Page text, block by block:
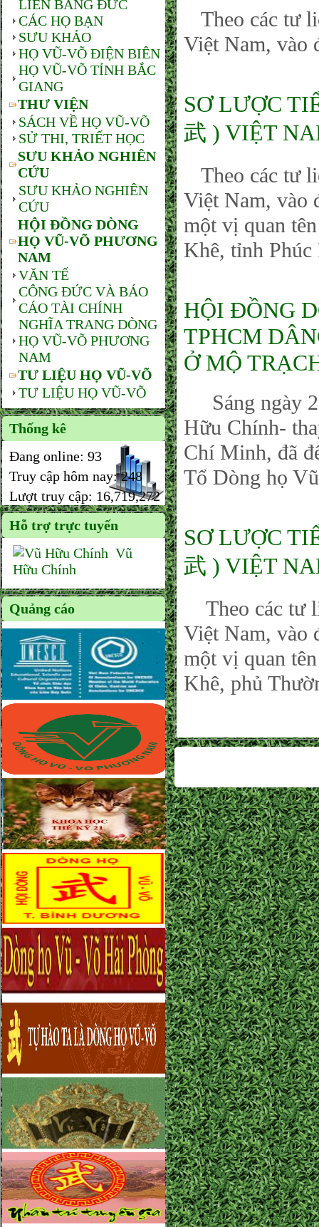
LIÊN BANG ĐỨC
CÁC HỌ BẠN
SƯU KHẢO
HỌ VŨ-VÕ ĐIỆN BIÊN
HỌ VŨ-VÕ TỈNH BẮC
GIANG
THƯ VIỆN
SÁCH VỀ HỌ VŨ-VÕ
SỬ THI, TRIẾT HỌC
SƯU KHẢO NGHIÊN
CỨU
SƯU KHẢO NGHIÊN
CỨU
HỘI ĐỒNG DÒNG
HỌ VŨ-VÕ PHƯƠNG
NAM
VĂN TẾ
CÔNG ĐỨC VÀ BÁO
CÁO TÀI CHÍNH
NGHĨA TRANG DÒNG
HỌ VŨ-VÕ PHƯƠNG
NAM
TƯ LIỆU HỌ VŨ-VÕ
TƯ LIỆU HỌ VŨ-VÕ
Thống kê
Đang online: 93
Truy cập hôm nay:248
Lượt truy cập: 16,719,272
Hỗ trợ trực tuyến
Vũ
Hữu Chính
Quảng cáo
Theo các tư
Việt Nam, vào
SƠ LƯỢC
武 ) VIỆT
Theo các tư
Việt Nam, vào
một vị quan
Khê, tỉnh
HỘI ĐỒNG
TPHCM
Ở MỘ
Sáng ngày
Hữu Chính-
Chí Minh, đã
Tổ Dòng họ
SƠ LƯỢC
武 ) VIỆT
Theo các tư
Việt Nam, vào
một vị quan
Khê, phủ